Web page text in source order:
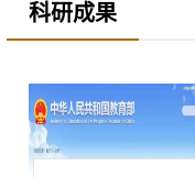
科研成果